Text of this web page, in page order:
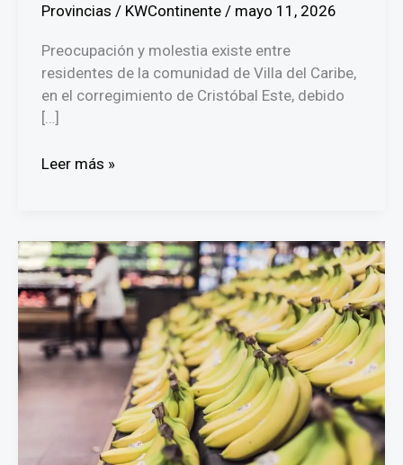
Provincias / KWContinente / mayo 11, 2026
Preocupación y molestia existe entre
residentes de la comunidad de Villa del Caribe,
en el corregimiento de Cristóbal Este, debido
[…]
En
temen
enfermarse
por
derrame
de
aguas
excretas
Leer más »